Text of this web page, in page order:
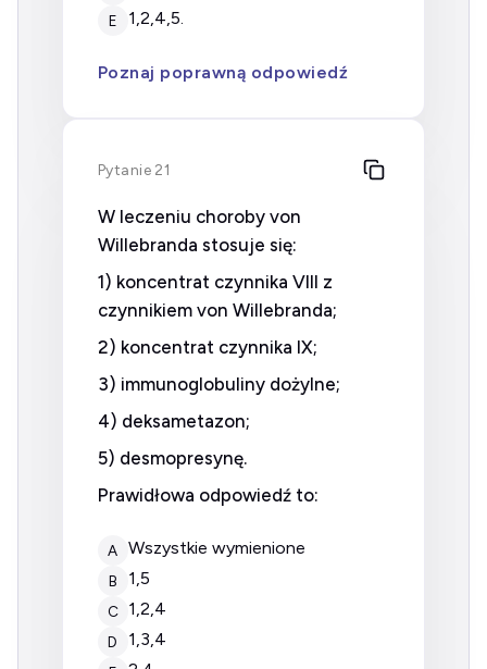
E 1,2,4,5.
Poznaj poprawną odpowiedź
Pytanie 21
W leczeniu choroby von
Willebranda stosuje się:
1) koncentrat czynnika VIII z
czynnikiem von Willebranda;
2) koncentrat czynnika IX;
3) immunoglobuliny dożylne;
4) deksametazon;
5) desmopresynę.
Prawidłowa odpowiedź to:
A wszystkie wymienione
B 1,5
C 1,2,4
D 1,3,4